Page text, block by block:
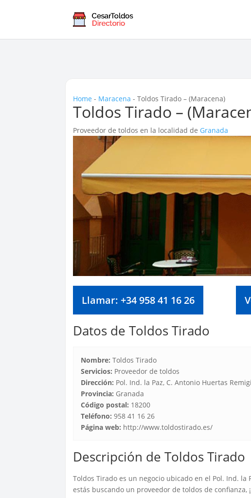
Home - Maracena -Toldos Tirado – (Maracena)
Toldos Tirado –
Proveedor de toldos en la localidad de Granada
Llamar: +34 958 41 16 26
Datos de Toldos Tirado
Nombre: Toldos Tirado
Servicios: Proveedor de toldos
Dirección: Pol. Ind. la Paz, C. Antonio Huertas
Provincia: Granada
Código postal: 18200
Teléfono: 958 41 16 26
Página web: http://www.toldostirado.es/
Descripción de Toldos Tirado
Toldos Tirado es un negocio ubicado en el Pol. Ind. la
estás buscando un proveedor de toldos de confianza,